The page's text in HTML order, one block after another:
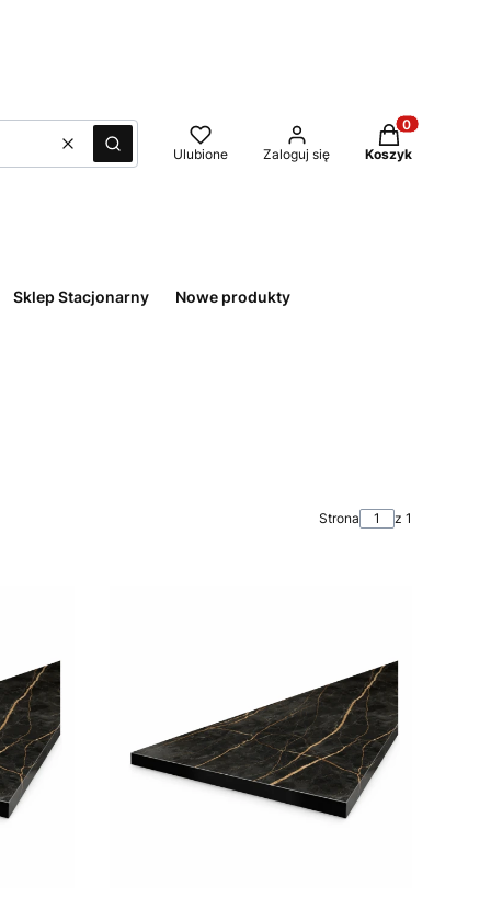
WyczyśćSzukaj Ulubione Zaloguj się
Produkty w
Koszyk
Sklep Stacjonarny Nowe produkty
Strona z 1